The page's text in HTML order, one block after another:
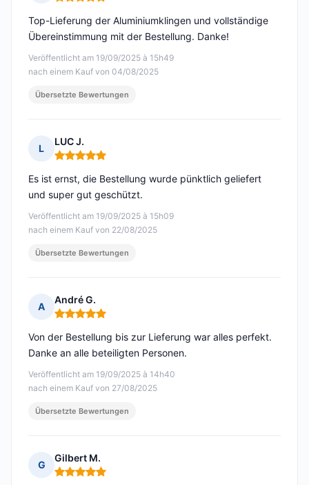
Hinweis: 5 von 5
Veröffentlicht am 19/09/2025 à 15h49
nach einem Kauf von 04/08/2025
Top-Lieferung der Aluminiumklingen und vollständige
Übereinstimmung mit der Bestellung. Danke!
Übersetzte Bewertungen
L
LUC J.
Hinweis: 5 von 5
Veröffentlicht am 19/09/2025 à 15h09
nach einem Kauf von 22/08/2025
Es ist ernst, die Bestellung wurde pünktlich geliefert
und super gut geschützt.
Übersetzte Bewertungen
A
André G.
Hinweis: 5 von 5
Veröffentlicht am 19/09/2025 à 14h40
nach einem Kauf von 27/08/2025
Von der Bestellung bis zur Lieferung war alles perfekt.
Danke an alle beteiligten Personen.
Übersetzte Bewertungen
G
Gilbert M.
Hinweis: 5 von 5